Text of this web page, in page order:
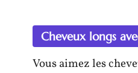
Cheveux longs
Vous aimez les